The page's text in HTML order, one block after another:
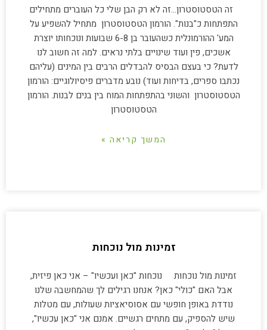
זה הטסטוסטרון…זה לא רק הבן שלי כל העוברים מתחילים
התפתחות כ"בנות". הורמון הטסטוסטרון מתחיל להשפיע על
המע' ההורמונלית כשהעובר בן 6-8 שבועות ונוכחותו יוצרת
אשכים, פין ועוד שינויים בלתי נראים. למה זה חשוב לנו
לדעת? כי בעצם הבסיס להבדלים הרבים בין המינים (עליהם
נכתבו ספרים, בדיחות ועוד) נובע מדברים פיסיולוגיים: הורמון
הטסטוסטרון והשוני בהתפתחות המוח בין בנים לבנות. הורמון
הטסטוסטרון
המשך קריאה »
זמינות מול נוכחות
זמינות מול נוכחות נוכחות "כאן ועכשיו" – אני כאן פיזית,
אבל האם "כולי" כאן? אנחנו רגילים לך שהמחשבה שלנו
נודדת באופן חופשי עם אסוסיאציות שעולות, עם מטלות
שיש להספיק, עם מתחים רגשיים. אמנם אני "כאן עכשיו",